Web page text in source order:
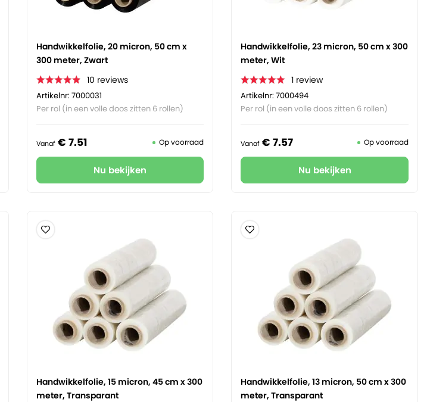
Handwikkelfolie, 20 micron, 50 cm x
300 meter, Zwart
10 reviews
Artikelnr: 7000031
Per rol (in een volle doos zitten 6 rollen)
Vanaf € 7.51 Op voorraad
Nu bekijken
Handwikkelfolie, 23 micron, 50 cm x 300
meter, Wit
1 review
Artikelnr: 7000494
Per rol (in een volle doos zitten 6 rollen)
Vanaf € 7.57 Op voorraad
Nu bekijken
Handwikkelfolie, 15 micron, 45 cm x 300
meter, Transparant
Handwikkelfolie, 13 micron, 50 cm x 300
meter, Transparant